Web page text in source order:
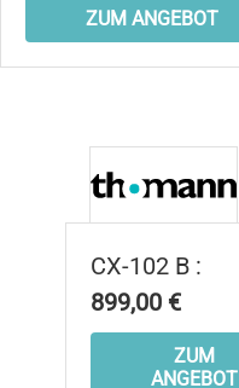
ZUM ANGEBOT
CX-102 B :
899,00 €
ZUM
ANGEBOT